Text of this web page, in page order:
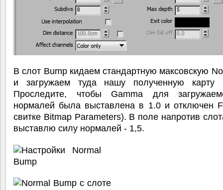
В слот Bump кидаем стандартную максовскую
и загружаем туда нашу полученную карту
Проследите, чтобы Gamma для
нормалей была выставлена в 1.0 и отключен
свитке Bitmap Parameters). В поле напротив
выставлю силу нормалей - 1,5.